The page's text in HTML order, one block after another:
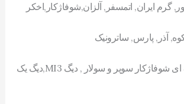
گرم ایران, اتمسفر, آلزان,شوفاژکار,اخکر
آذر, پارس, ساترونیک
دیگ: دیگ چدنی پره ای شوفاژکار سوپر و سولار , دیگ MI3,دیگ یک